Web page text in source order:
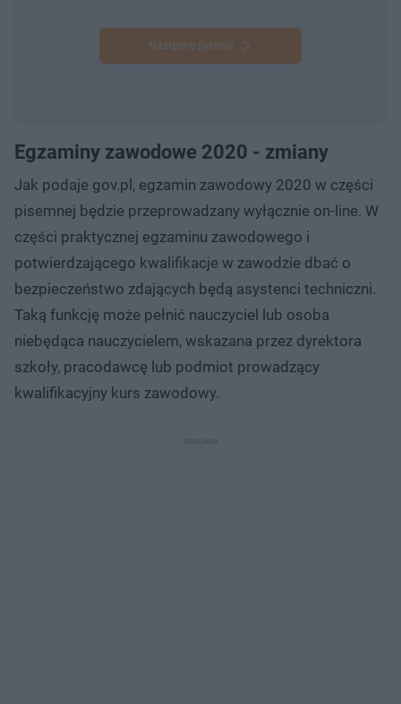
Następne pytanie
Egzaminy zawodowe 2020 - zmiany
Jak podaje gov.pl, egzamin zawodowy 2020 w części
pisemnej będzie przeprowadzany wyłącznie on-line. W
części praktycznej egzaminu zawodowego i
potwierdzającego kwalifikacje w zawodzie dbać o
bezpieczeństwo zdających będą asystenci techniczni.
Taką funkcję może pełnić nauczyciel lub osoba
niebędąca nauczycielem, wskazana przez dyrektora
szkoły, pracodawcę lub podmiot prowadzący
kwalifikacyjny kurs zawodowy.